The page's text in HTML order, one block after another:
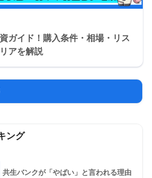
ガイド！購入条件・相場・リス
アを解説
ング
共生バンクが「やばい」と言われる理由